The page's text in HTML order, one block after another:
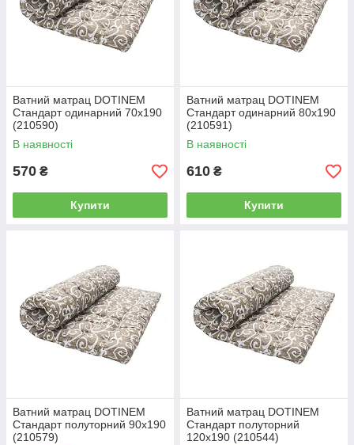
Ватний матрац DOTINEM
Стандарт одинарний 70x190
(210590)
В наявності
570 ₴
Купити
Ватний матрац DOTINEM
Стандарт одинарний 80x190
(210591)
В наявності
610 ₴
Купити
Ватний матрац DOTINEM
Стандарт полуторний 90x190
(210579)
Ватний матрац DOTINEM
Стандарт полуторний
120х190 (210544)